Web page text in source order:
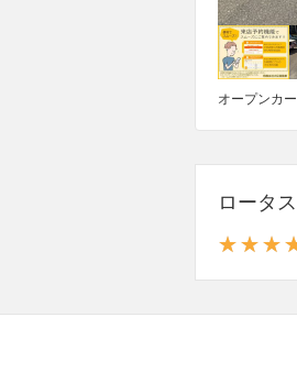
オープンカー
ロータス